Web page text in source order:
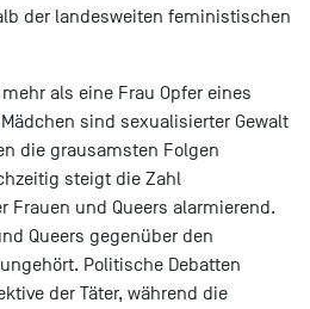
der landesweiten feministischen
als eine Frau Opfer eines
sind sexualisierter Gewalt
die grausamsten Folgen
steigt die Zahl
Frauen und Queers alarmierend.
Queers gegenüber den
Politische Debatten
der Täter, während die